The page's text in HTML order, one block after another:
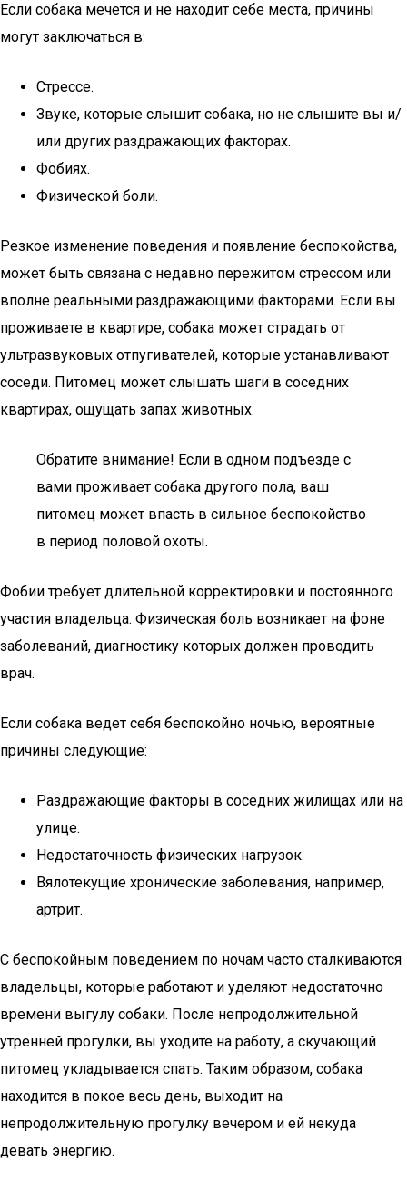
Если собака мечется и не находит себе места, причины
могут заключаться в:
Стрессе.
Звуке, которые слышит собака, но не слышите вы и/
или других раздражающих факторах.
Фобиях.
Физической боли.
Резкое изменение поведения и появление беспокойства,
может быть связана с недавно пережитом стрессом или
вполне реальными раздражающими факторами. Если вы
проживаете в квартире, собака может страдать от
ультразвуковых отпугивателей, которые устанавливают
соседи. Питомец может слышать шаги в соседних
квартирах, ощущать запах животных.
Обратите внимание! Если в одном подъезде с
вами проживает собака другого пола, ваш
питомец может впасть в сильное беспокойство
в период половой охоты.
Фобии требует длительной корректировки и постоянного
участия владельца. Физическая боль возникает на фоне
заболеваний, диагностику которых должен проводить
врач.
Если собака ведет себя беспокойно ночью, вероятные
причины следующие:
Раздражающие факторы в соседних жилищах или на
улице.
Недостаточность физических нагрузок.
Вялотекущие хронические заболевания, например,
артрит.
С беспокойным поведением по ночам часто сталкиваются
владельцы, которые работают и уделяют недостаточно
времени выгулу собаки. После непродолжительной
утренней прогулки, вы уходите на работу, а скучающий
питомец укладывается спать. Таким образом, собака
находится в покое весь день, выходит на
непродолжительную прогулку вечером и ей некуда
девать энергию.